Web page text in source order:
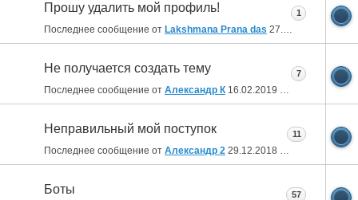
Прошу удалить мой профиль!
Последнее сообщение от Lakshmana Prana das 27.02.2019 09:58
1
Не получается создать тему
Последнее сообщение от Александр К 16.02.2019 21:10
7
Неправильный мой поступок
Последнее сообщение от Александр 2 29.12.2018 19:33
11
Боты 57